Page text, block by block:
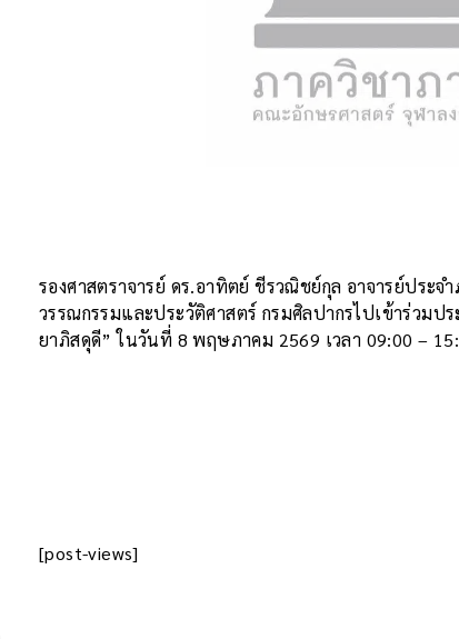
รองศาสตราจารย์ ดร.อาทิตย์ ชีรวณิชย์กุล อาจารย์ประจ
วรรณกรรมและประวัติศาสตร์ กรมศิลปากรไปเข้าร่วม
ยาภิสดุดี” ในวันที่ 8 พฤษภาคม 2569 เวลา 09:00 –
[post-views]